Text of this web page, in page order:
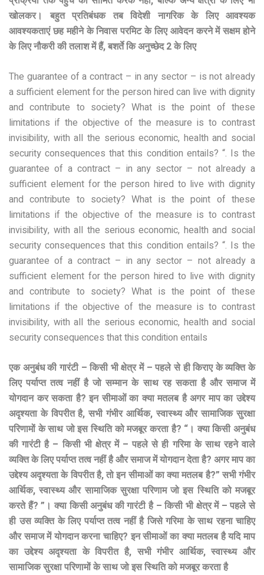
खोलकर। बहुत प्रतिबंधक तब विदेशी नागरिक के लिए आवश्यक
आवश्यकताएं छह महीने के निवास परमिट के लिए आवेदन करने में सक्षम होने
के लिए नौकरी की तलाश में हैं, बशर्ते कि अनुच्छेद 2 के लिए
The guarantee of a contract – in any sector – is not already
a sufficient element for the person hired can live with dignity
and contribute to society? What is the point of these
limitations if the objective of the measure is to contrast
invisibility, with all the serious economic, health and social
security consequences that this condition entails? “. Is the
guarantee of a contract – in any sector – not already a
sufficient element for the person hired to live with dignity
and contribute to society? What is the point of these
limitations if the objective of the measure is to contrast
invisibility, with all the serious economic, health and social
security consequences that this condition entails? “. Is the
guarantee of a contract – in any sector – not already a
sufficient element for the person hired to live with dignity
and contribute to society? What is the point of these
limitations if the objective of the measure is to contrast
invisibility, with all the serious economic, health and social
security consequences that this condition entails
एक अनुबंध की गारंटी – किसी भी क्षेत्र में – पहले से ही किराए के व्यक्ति के
लिए पर्याप्त तत्व नहीं है जो सम्मान के साथ रह सकता है और समाज में
योगदान कर सकता है? इन सीमाओं का क्या मतलब है अगर माप का उद्देश्य
अदृश्यता के विपरीत है, सभी गंभीर आर्थिक, स्वास्थ्य और सामाजिक सुरक्षा
परिणामों के साथ जो इस स्थिति को मजबूर करता है? “। क्या किसी अनुबंध
की गारंटी है – किसी भी क्षेत्र में – पहले से ही गरिमा के साथ रहने वाले
व्यक्ति के लिए पर्याप्त तत्व नहीं है और समाज में योगदान देता है? अगर माप का
उद्देश्य अदृश्यता के विपरीत है, तो इन सीमाओं का क्या मतलब है?” सभी गंभीर
आर्थिक, स्वास्थ्य और सामाजिक सुरक्षा परिणाम जो इस स्थिति को मजबूर
करते हैं? ”। क्या किसी अनुबंध की गारंटी है – किसी भी क्षेत्र में – पहले से
ही उस व्यक्ति के लिए पर्याप्त तत्व नहीं है जिसे गरिमा के साथ रहना चाहिए
और समाज में योगदान करना चाहिए? इन सीमाओं का क्या मतलब है यदि माप
का उद्देश्य अदृश्यता के विपरीत है, सभी गंभीर आर्थिक, स्वास्थ्य और
सामाजिक सुरक्षा परिणामों के साथ जो इस स्थिति को मजबूर करता है